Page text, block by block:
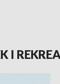
I